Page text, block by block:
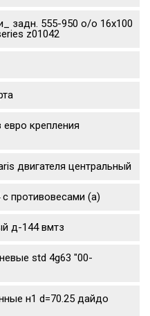
задн. 555-950 o/o 16x100
z01042
крепления
двигателя центральный
противовесами (а)
д-144 вмтз
std 4g63 "00-
н1 d=70.25 дайдо